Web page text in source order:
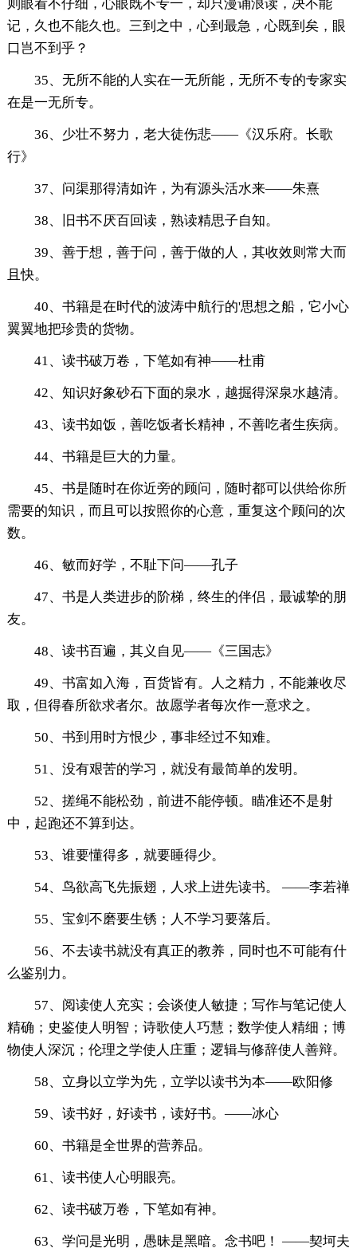
则眼看不仔细，心眼既不专一，却只漫诵浪读，决不能
记，久也不能久也。三到之中，心到最急，心既到矣，眼
口岂不到乎？
35、无所不能的人实在一无所能，无所不专的专家实
在是一无所专。
36、少壮不努力，老大徒伤悲——《汉乐府。长歌
行》
37、问渠那得清如许，为有源头活水来——朱熹
38、旧书不厌百回读，熟读精思子自知。
39、善于想，善于问，善于做的人，其收效则常大而
且快。
40、书籍是在时代的波涛中航行的'思想之船，它小心
翼翼地把珍贵的货物。
41、读书破万卷，下笔如有神——杜甫
42、知识好象砂石下面的泉水，越掘得深泉水越清。
43、读书如饭，善吃饭者长精神，不善吃者生疾病。
44、书籍是巨大的力量。
45、书是随时在你近旁的顾问，随时都可以供给你所
需要的知识，而且可以按照你的心意，重复这个顾问的次
数。
46、敏而好学，不耻下问——孔子
47、书是人类进步的阶梯，终生的伴侣，最诚挚的朋
友。
48、读书百遍，其义自见——《三国志》
49、书富如入海，百货皆有。人之精力，不能兼收尽
取，但得春所欲求者尔。故愿学者每次作一意求之。
50、书到用时方恨少，事非经过不知难。
51、没有艰苦的学习，就没有最简单的发明。
52、搓绳不能松劲，前进不能停顿。瞄准还不是射
中，起跑还不算到达。
53、谁要懂得多，就要睡得少。
54、鸟欲高飞先振翅，人求上进先读书。 ——李若禅
55、宝剑不磨要生锈；人不学习要落后。
56、不去读书就没有真正的教养，同时也不可能有什
么鉴别力。
57、阅读使人充实；会谈使人敏捷；写作与笔记使人
精确；史鉴使人明智；诗歌使人巧慧；数学使人精细；博
物使人深沉；伦理之学使人庄重；逻辑与修辞使人善辩。
58、立身以立学为先，立学以读书为本——欧阳修
59、读书好，好读书，读好书。——冰心
60、书籍是全世界的营养品。
61、读书使人心明眼亮。
62、读书破万卷，下笔如有神。
63、学问是光明，愚昧是黑暗。念书吧！ ——契坷夫